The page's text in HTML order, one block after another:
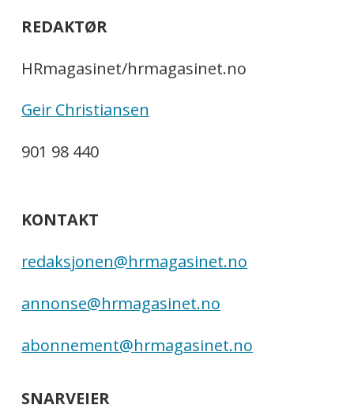
REDAKTØR
HRmagasinet/hrmagasinet.no
Geir Christiansen
901 98 440
KONTAKT
redaksjonen@hrmagasinet.no
annonse@hrmagasinet.no
abonnement@hrmagasinet.no
SNARVEIER